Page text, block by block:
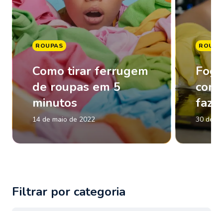
ROUPAS
Como tirar ferrugem
de roupas em 5
minutos
14 de maio de 2022
com
30 de
Filtrar por categoria